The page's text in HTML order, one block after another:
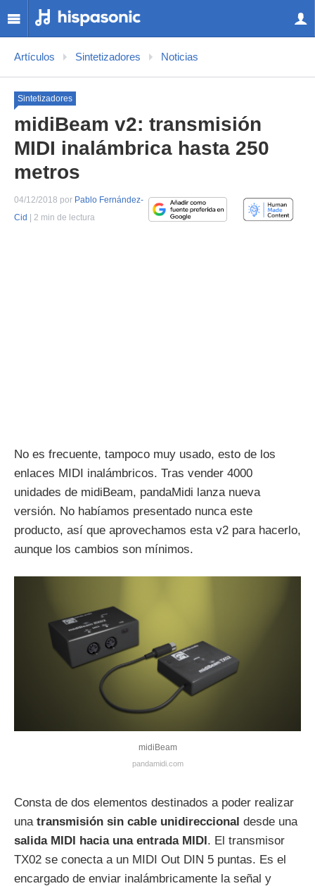
Artículos Sintetizadores Noticias
Sintetizadores
midiBeam v2: transmisión
MIDI inalámbrica hasta 250
metros
04/12/2018 por Pablo Fernández-
Cid
| 2 min de lectura
No es frecuente, tampoco muy usado, esto de los
enlaces MIDI inalámbricos. Tras vender 4000
unidades de midiBeam, pandaMidi lanza nueva
versión. No habíamos presentado nunca este
producto, así que aprovechamos esta v2 para hacerlo,
aunque los cambios son mínimos.
midiBeam
pandamidi.com
Consta de dos elementos destinados a poder realizar
una transmisión sin cable unidireccional desde una
salida MIDI hacia una entrada MIDI. El transmisor
TX02 se conecta a un MIDI Out DIN 5 puntas. Es el
encargado de enviar inalámbricamente la señal y